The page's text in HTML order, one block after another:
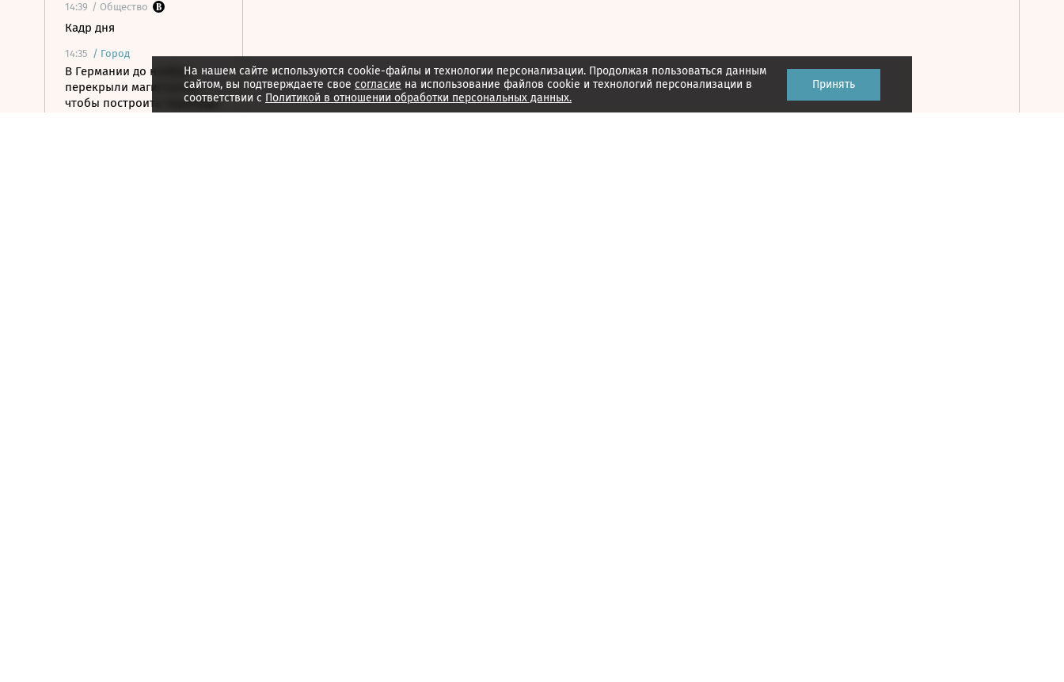
14:39 / Общество
Кадр дня
14:35 / Город
В Германии до ноября
перекрыли магистраль,
чтобы построить переходы
На нашем сайте используются cookie-файлы и технологии персонализации. Продолжая пользоваться данным
сайтом, вы подтверждаете свое согласие на использование файлов cookie и технологий персонализации в
соответствии с Политикой в отношении обработки персональных данных.
Принять